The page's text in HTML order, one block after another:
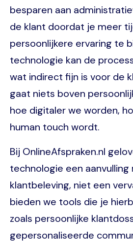
besparen aan
de klant doordat je meer
persoonlijkere ervaring te
technologie kan de
wat indirect fijn is voor de
gaat niets boven
hoe digitaler we worden,
human touch wordt.
Bij OnlineAfspraken.nl
technologie een
klantbeleving, niet een
bieden we tools die je
zoals persoonlijke
gepersonaliseerde